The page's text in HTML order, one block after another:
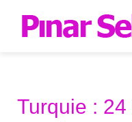
Turquie : 24